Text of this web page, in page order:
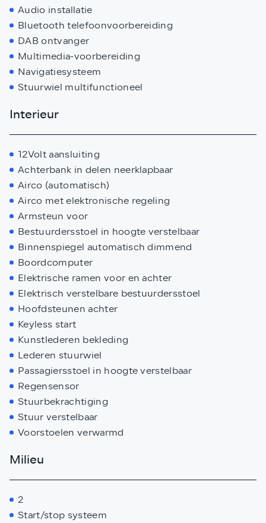
Audio installatie
Bluetooth telefoonvoorbereiding
DAB ontvanger
Multimedia-voorbereiding
Navigatiesysteem
Stuurwiel multifunctioneel
Interieur
12Volt aansluiting
Achterbank in delen neerklapbaar
Airco (automatisch)
Airco met elektronische regeling
Armsteun voor
Bestuurdersstoel in hoogte verstelbaar
Binnenspiegel automatisch dimmend
Boordcomputer
Elektrische ramen voor en achter
Elektrisch verstelbare bestuurdersstoel
Hoofdsteunen achter
Keyless start
Kunstlederen bekleding
Lederen stuurwiel
Passagiersstoel in hoogte verstelbaar
Regensensor
Stuurbekrachtiging
Stuur verstelbaar
Voorstoelen verwarmd
Milieu
2
Start/stop systeem